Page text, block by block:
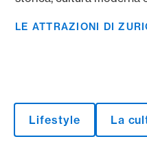
LE ATTRAZIONI DI
Lifestyle La